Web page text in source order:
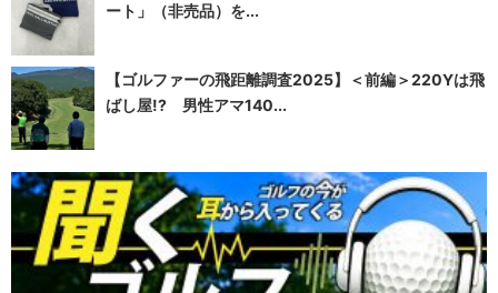
ート」（非売品）を...
【ゴルファーの飛距離調査2025】＜前編＞220Yは飛
ばし屋!? 男性アマ140...